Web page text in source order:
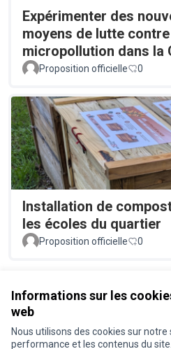
Informations sur les
web
Nous utilisons des cookies sur
performance et les contenus du
Expérimenter des
moyens de lutte
micropollution dans la
Proposition officielle 0
Installation de
les écoles du quartier
Proposition officielle 0
Conditions d'utilisation